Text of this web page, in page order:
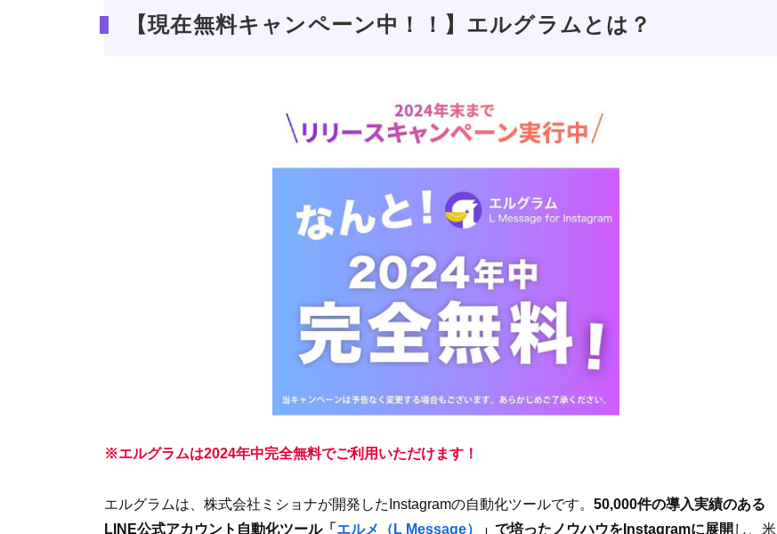
【現在無料キャンペーン中！！】エルグラムとは？
※エルグラムは2024年中完全無料でご利用いただけます！
エルグラムは、株式会社ミショナが開発したInstagramの自動化ツールです。 50,000件の導入実績のある
LINE公式アカウント自動化ツール「 エルメ（L Message） 」で培ったノウハウをInstagramに展開 し、米